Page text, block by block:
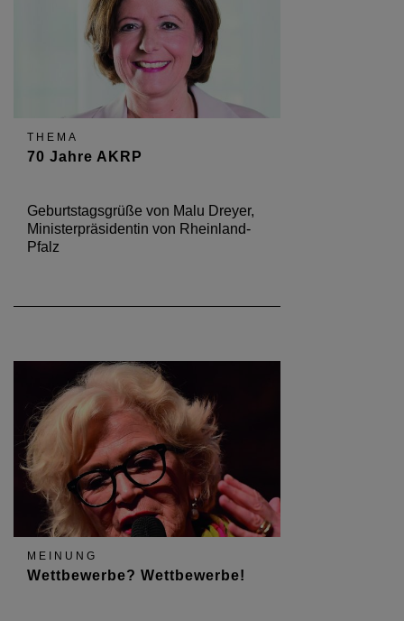
THEMA
70 Jahre AKRP
Geburtstagsgrüße von Malu Dreyer,
Ministerpräsidentin von Rheinland-
Pfalz
MEINUNG
Wettbewerbe? Wettbewerbe!